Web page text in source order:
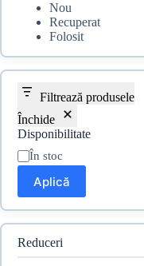
Nou
Recuperat
Folosit
Filtrează produsele
Închide
Disponibilitate
Disponibilitate
În stoc
Aplică
Reduceri